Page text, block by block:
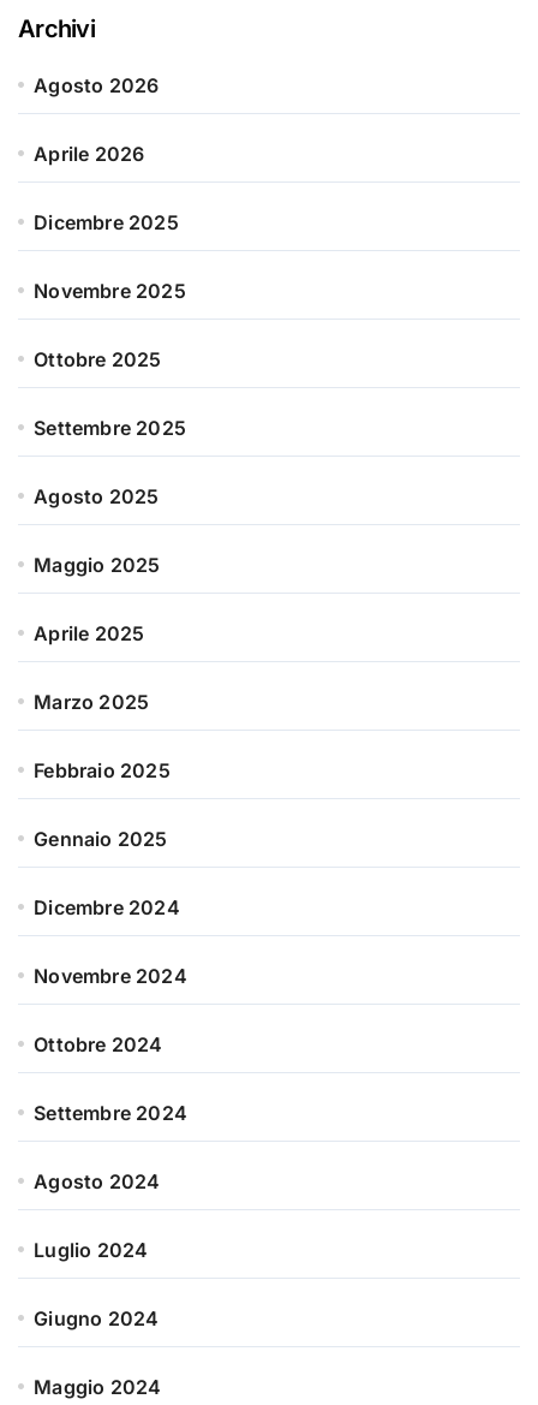
Archivi
Agosto 2026
Aprile 2026
Dicembre 2025
Novembre 2025
Ottobre 2025
Settembre 2025
Agosto 2025
Maggio 2025
Aprile 2025
Marzo 2025
Febbraio 2025
Gennaio 2025
Dicembre 2024
Novembre 2024
Ottobre 2024
Settembre 2024
Agosto 2024
Luglio 2024
Giugno 2024
Maggio 2024